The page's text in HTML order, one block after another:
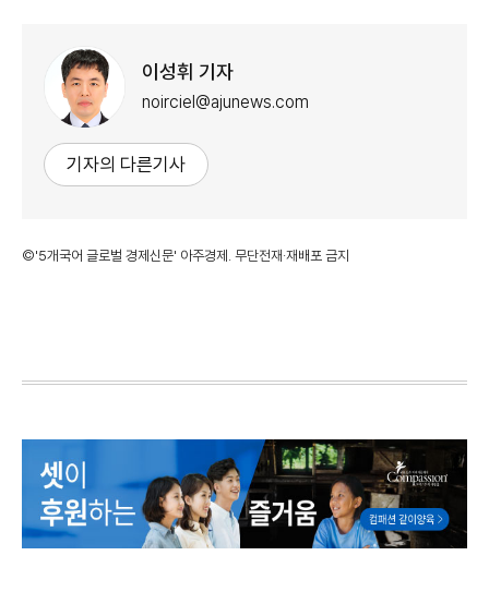
이성휘 기자
noirciel@ajunews.com
기자의 다른기사
©'5개국어 글로벌 경제신문' 아주경제. 무단전재·재배포 금지